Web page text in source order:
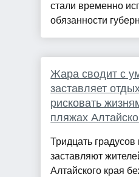
стали временно
обязанности
Жара сводит с
заставляет
рисковать
пляжах
Тридцать градусов
заставляют
Алтайского края